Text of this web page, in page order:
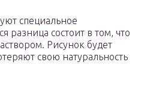
специальное
разница состоит в том, что
Рисунок будет
свою натуральность